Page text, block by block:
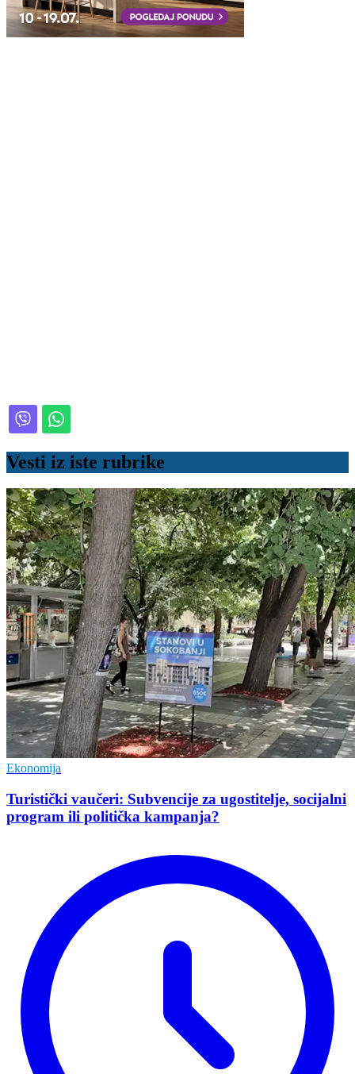
Vesti iz iste rubrike
Ekonomija
Turistički vaučeri: Subvencije za ugostitelje, socijalni
program ili politička kampanja?